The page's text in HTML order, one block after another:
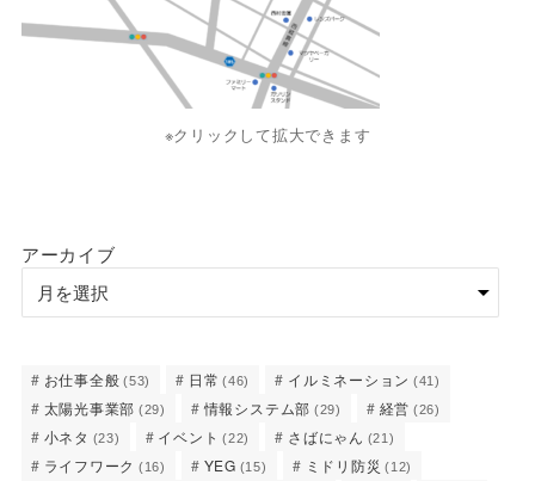
※クリックして拡大できます
アーカイブ
お仕事全般 (53) 日常 (46) イルミネーション (41)
太陽光事業部 (29) 情報システム部 (29) 経営 (26)
小ネタ (23) イベント (22) さばにゃん (21)
ライフワーク (16) YEG (15) ミドリ防災 (12)